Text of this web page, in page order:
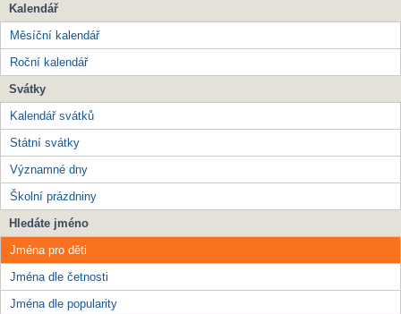
Kalendář
Měsíční kalendář
Roční kalendář
Svátky
Kalendář svátků
Státní svátky
Významné dny
Školní prázdniny
Hledáte jméno
Jména pro děti
Jména dle četnosti
Jména dle popularity